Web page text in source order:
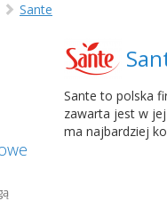
Sante
Sante to polska
zawarta jest w
ma najbardziej